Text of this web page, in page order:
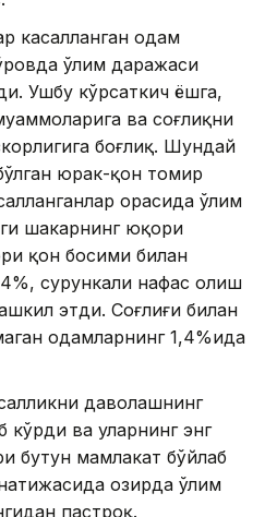
касалланган одам
ўлим даражаси
Ушбу кўрсаткич ёшга,
ва соғлиқни
боғлиқ. Шундай
юрак-қон томир
орасида ўлим
шакарнинг юқори
қон босими билан
сурункали нафас олиш
этди. Соғлиғи билан
одамларнинг 1,4%ида
даволашнинг
кўрди ва уларнинг энг
бутун мамлакат бўйлаб
ҳозирда ўлим
пастроқ.